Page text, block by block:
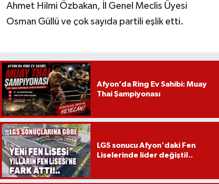
Ahmet Hilmi Özbakan, İl Genel Meclis Üyesi
Osman Güllü ve çok sayıda partili eşlik etti.
Afyon’da Ring Ev Sahibi: Muay
Thai Şampiyonası
LGS sonucu Afyon'daki Fen
Liselerinde lider değişti!..